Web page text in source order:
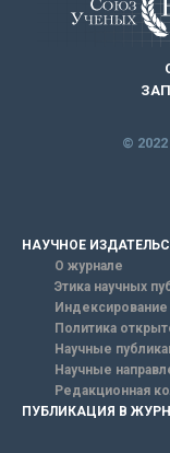
©
НАУЧНОЕ
О журнале
Этика научных
Индексирование
Политика
Научные
Научные
Редакционная
ПУБЛИКАЦИЯ В